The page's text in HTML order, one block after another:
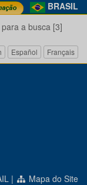
BRASIL
para a busca [3]
Español Français
| Mapa do Site